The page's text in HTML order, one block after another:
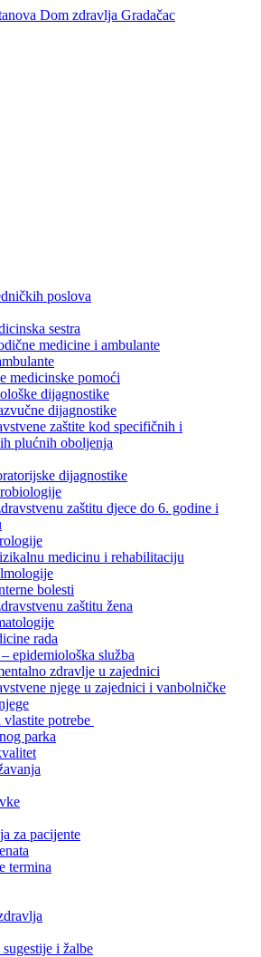
poslova
sestra
medicine i ambulante
medicinske pomoći
dijagnostike
dijagnostike
zaštite kod specifičnih i
plućnih oboljenja
dijagnostike
zaštitu djece do 6. godine i
medicinu i rehabilitaciju
bolesti
zaštitu žena
rada
epidemiološka služba
zdravlje u zajednici
njege u zajednici i vanbolničke
vlastite potrebe
parka
za pacijente
termina
i žalbe